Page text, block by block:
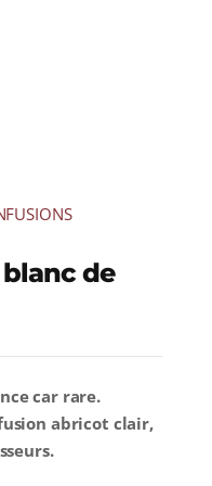
blanc de
car rare.
abricot clair,